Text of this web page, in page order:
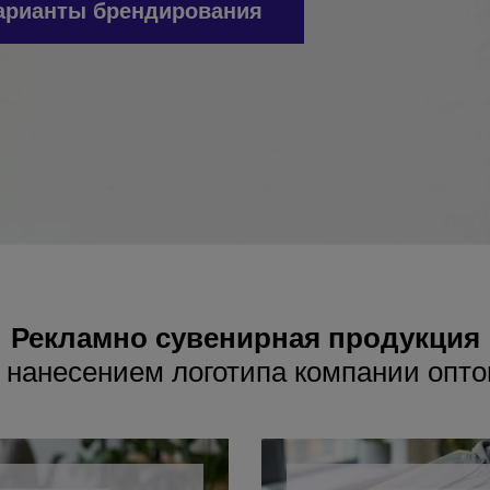
брендирования
Рекламно сувенирная продукция
нанесением логотипа компании